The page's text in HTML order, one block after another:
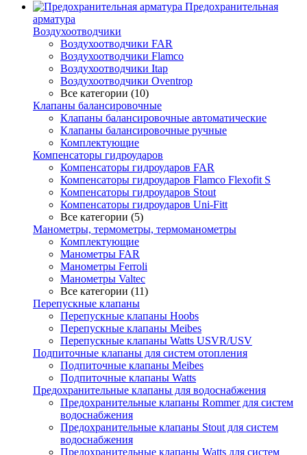
Предохранительная
арматура
Воздухоотводчики
Воздухоотводчики FAR
Воздухоотводчики Flamco
Воздухоотводчики Itap
Воздухоотводчики Oventrop
Все категории (10)
Клапаны балансировочные
Клапаны балансировочные автоматические
Клапаны балансировочные ручные
Комплектующие
Компенсаторы гидроударов
Компенсаторы гидроударов FAR
Компенсаторы гидроударов Flamco Flexofit S
Компенсаторы гидроударов Stout
Компенсаторы гидроударов Uni-Fitt
Все категории (5)
Манометры, термометры, термоманометры
Комплектующие
Манометры FAR
Манометры Ferroli
Манометры Valtec
Все категории (11)
Перепускные клапаны
Перепускные клапаны Hoobs
Перепускные клапаны Meibes
Перепускные клапаны Watts USVR/USV
Подпиточные клапаны для систем отопления
Подпиточные клапаны Meibes
Подпиточные клапаны Watts
Предохранительные клапаны для водоснабжения
Предохранительные клапаны Rommer для систем
водоснабжения
Предохранительные клапаны Stout для систем
водоснабжения
Предохранительные клапаны Watts для систем